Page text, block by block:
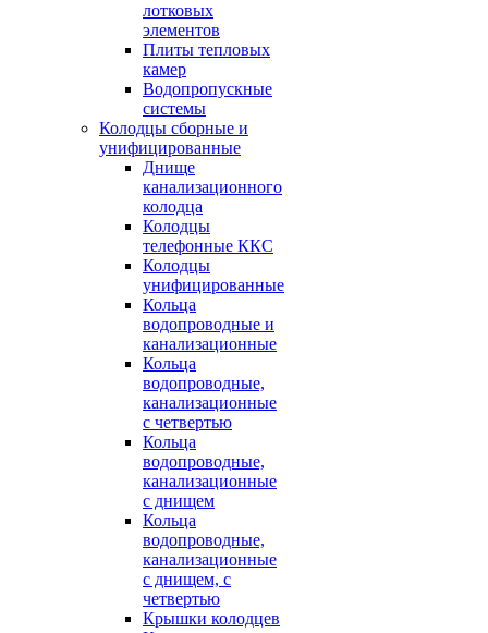
лотковых
элементов
Плиты тепловых
камер
Водопропускные
системы
Колодцы сборные и
унифицированные
Днище
канализационного
колодца
Колодцы
телефонные ККС
Колодцы
унифицированные
Кольца
водопроводные и
канализационные
Кольца
водопроводные,
канализационные
с четвертью
Кольца
водопроводные,
канализационные
с днищем
Кольца
водопроводные,
канализационные
с днищем, с
четвертью
Крышки колодцев